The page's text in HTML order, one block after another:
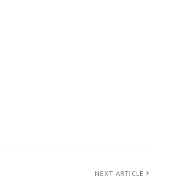
NEXT ARTICLE